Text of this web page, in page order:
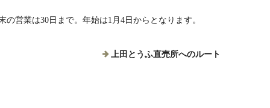
の営業は30日まで。年始は1月4日からとなります。
上田とうふ直売所へのルート